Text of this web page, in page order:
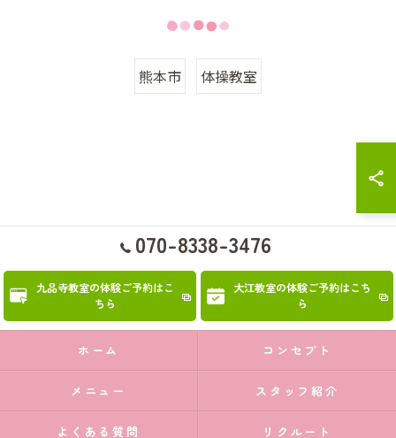
熊本市 体操教室
070-8338-3476
九品寺教室の体験ご予約はこ
ちら
大江教室の体験ご予約はこち
ら
ホーム コンセプト
メニュー スタッフ紹介
よくある質問 リクルート